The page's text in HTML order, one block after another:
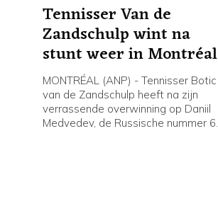
Tennisser Van de
Zandschulp wint na
stunt weer in Montréal
MONTRÉAL (ANP) - Tennisser Botic
van de Zandschulp heeft na zijn
verrassende overwinning op Daniil
Medvedev, de Russische nummer 6